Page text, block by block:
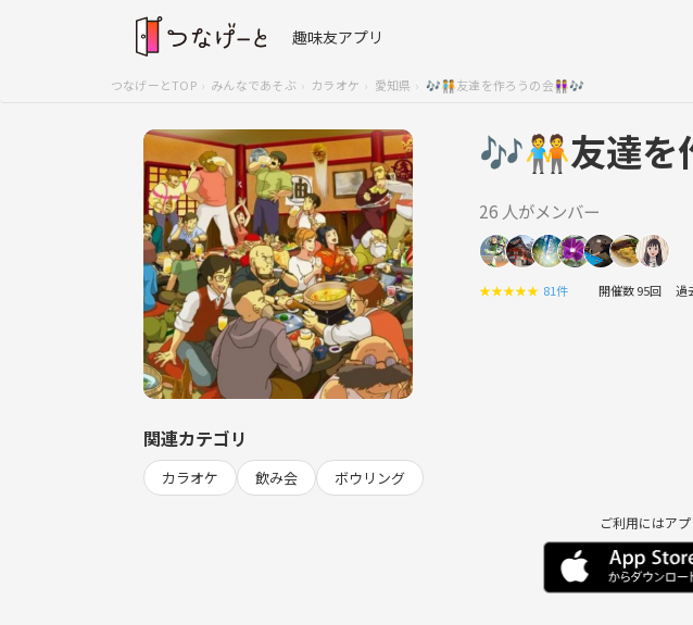
趣味友アプリ
つなげーとTOP みんなであそぶ カラオケ 愛知県 🎶🧑‍🤝‍🧑友達を作ろうの会👭🎶
🎶🧑‍🤝‍🧑友
26 人がメンバー
★★★★★ 81件 開催数 95回 過
関連カテゴリ
カラオケ 飲み会 ボウリング
ご利用にはア